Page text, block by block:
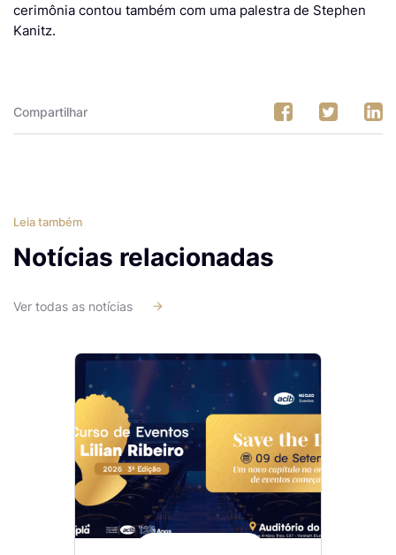
cerimônia contou também com uma palestra de Stephen
Kanitz.
Compartilhar
Leia também
Notícias relacionadas
Ver todas as notícias